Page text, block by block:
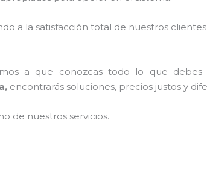
a la satisfacción total de nuestros
a que conozcas todo lo que debes
encontrarás soluciones, precios justos y
de nuestros servicios.